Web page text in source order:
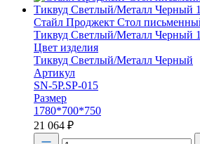
Стайл Проджект Стол
Тиквуд Светлый/Металл Черный
Цвет изделия
Тиквуд Светлый/Металл Черный
Артикул
SN-5P.SP-015
Размер
1780*700*750
21 064 ₽